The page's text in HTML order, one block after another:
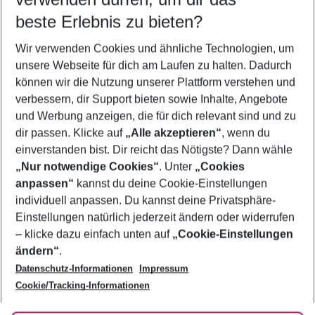
5-8 Nächte
2 Erwachsene Keine Kinder
Mehr Filter anzeigen
Footer
Footer navigation
Über uns
AGB
Bestpreisgarantie
Cookie-Einstellungen ändern
Cookie-Richtlinie
Agenturbetreuung
Barrierefreies Reisen
Folge uns
beste Erlebnis zu bieten?
Wir verwenden Cookies und ähnliche Technologien, um
unsere Webseite für dich am Laufen zu halten. Dadurch
können wir die Nutzung unserer Plattform verstehen und
verbessern, dir Support bieten sowie Inhalte, Angebote
und Werbung anzeigen, die für dich relevant sind und zu
dir passen. Klicke auf „Alle akzeptieren“, wenn du
einverstanden bist. Dir reicht das Nötigste? Dann wähle
„Nur notwendige Cookies“. Unter „Cookies
anpassen“ kannst du deine Cookie-Einstellungen
individuell anpassen. Du kannst deine Privatsphäre-
Einstellungen natürlich jederzeit ändern oder widerrufen
– klicke dazu einfach unten auf „Cookie-Einstellungen
ändern“.
Datenschutz-Informationen
Impressum
Cookie/Tracking-Informationen